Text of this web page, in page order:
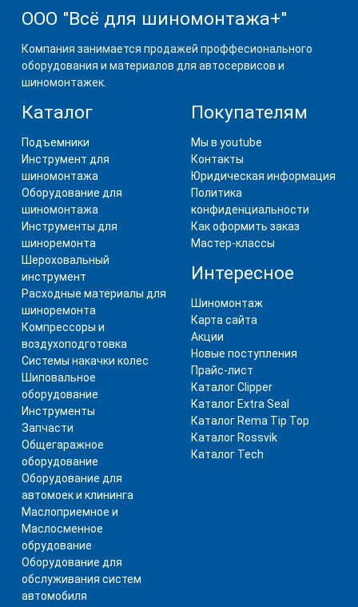
ООО "Всё для шиномонтажа+"
Компания занимается продажей проффесионального
оборудования и материалов для автосервисов и
шиномонтажек.
Каталог
Подъемники
Инструмент для
шиномонтажа
Оборудование для
шиномонтажа
Инструменты для
шиноремонта
Шероховальный
инструмент
Расходные материалы для
шиноремонта
Компрессоры и
воздухоподготовка
Системы накачки колес
Шиповальное
оборудование
Инструменты
Запчасти
Общегаражное
оборудование
Оборудование для
автомоек и клининга
Маслоприемное и
Маслосменное
обрудование
Оборудование для
обслуживания систем
автомобиля
Покупателям
Мы в youtube
Контакты
Юридическая информация
Политика
конфиденциальности
Как оформить заказ
Мастер-классы
Интересное
Шиномонтаж
Карта сайта
Акции
Новые поступления
Прайс-лист
Каталог Clipper
Каталог Extra Seal
Каталог Rema Tip Top
Каталог Rossvik
Каталог Tech